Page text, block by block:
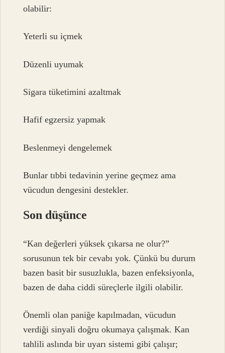
olabilir:
Yeterli su içmek
Düzenli uyumak
Sigara tüketimini azaltmak
Hafif egzersiz yapmak
Beslenmeyi dengelemek
Bunlar tıbbi tedavinin yerine geçmez ama
vücudun dengesini destekler.
Son düşünce
“Kan değerleri yüksek çıkarsa ne olur?”
sorusunun tek bir cevabı yok. Çünkü bu durum
bazen basit bir susuzlukla, bazen enfeksiyonla,
bazen de daha ciddi süreçlerle ilgili olabilir.
Önemli olan paniğe kapılmadan, vücudun
verdiği sinyali doğru okumaya çalışmak. Kan
tahlili aslında bir uyarı sistemi gibi çalışır;